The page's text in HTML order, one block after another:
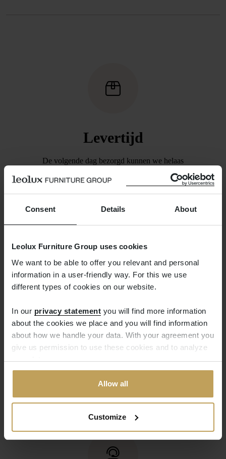
Consent Details About
Leolux Furniture Group uses cookies
We want to be able to offer you relevant and personal
information in a user-friendly way. For this we use
different types of cookies on our website.
In our privacy statement you will find more information
about the cookies we place and you will find information
about how we handle your data. With your agreement you
give us permission to use these cookies and to analyze
your data.
Allow all
Customize
Levertijd
De volgende dag bezorgd kunnen we helaas
niet beloven. We zorgen wel dat de bestelling
binnen een week is verzonden. Zodra dat het
de zending kunt volgen.
Gratis retourneren
Teveel besteld? Het verkeerde product besteld?
Geen probleem. Een kort berichtje aan
onze service afdeling is voldoende. Daarna
zorgen wij dat het door u betaalde bedrag wordt
teruggeboekt.